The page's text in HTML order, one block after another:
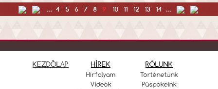
... 4 5 6 7 8 9 10 11 12 13 14 ...
KEZDŐLAP HÍREK
Hírfolyam
Videók
RÓLUNK
Történetünk
Püspökeink